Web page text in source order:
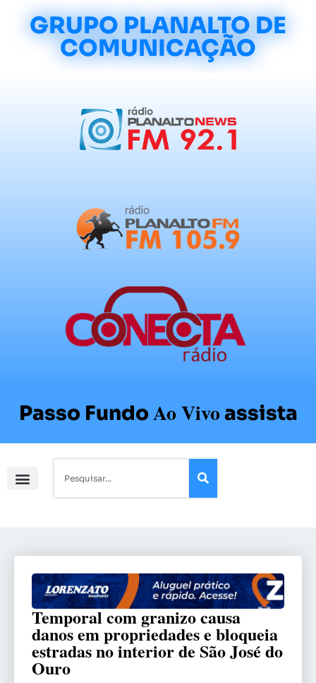
GRUPO PLANALTO DE
COMUNICAÇÃO
Passo FundoAo Vivoassista
Temporal com granizo causa
danos em propriedades e bloqueia
estradas no interior de São José do
Ouro